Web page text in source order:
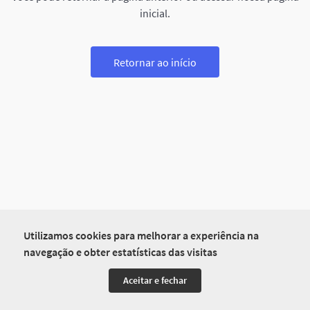
Utilizamos cookies para melhorar a experiência na
navegação e obter estatísticas das visitas
Aceitar e fechar
inicial.
Retornar ao início